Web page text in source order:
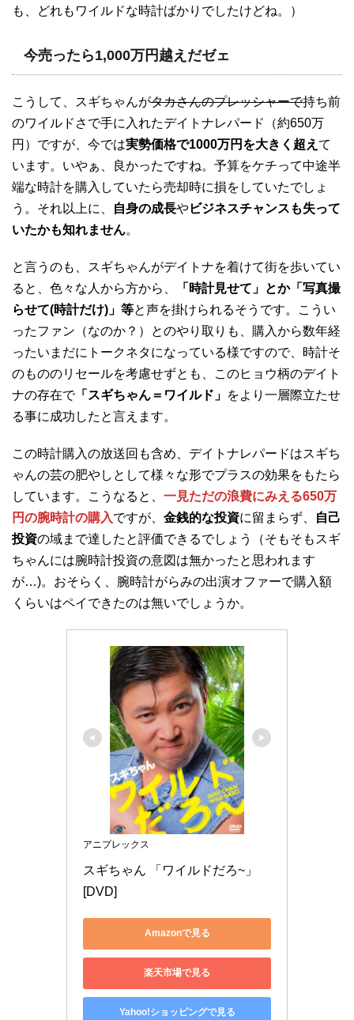
も、どれもワイルドな時計ばかりでしたけどね。）
今売ったら1,000万円越えだゼェ
こうして、スギちゃんがタカさんのプレッシャーで持ち前
のワイルドさで手に入れたデイトナレパード（約650万
円）ですが、今では実勢価格で1000万円を大きく超え て
います。いやぁ、良かったですね。予算をケチって中途半
端な時計を購入していたら売却時に損をしていたでしょ
う。それ以上に、
自身の成長やビジネスチャンスも失って
いたかも知れません。
と言うのも、スギちゃんがデイトナを着けて街を歩いてい
ると、色々な人から方から、
「時計見せて」とか「写真撮
らせて(時計だけ)」等と声を掛けられるそうです。こうい
ったファン（なのか？）とのやり取りも、購入から数年経
ったいまだにトークネタになっている様ですので、時計そ
のもののリセールを考慮せずとも、このヒョウ柄のデイト
ナの存在で「スギちゃん＝ワイルド」 をより一層際立たせ
る事に成功したと言えます。
この時計購入の放送回も含め、デイトナレパードはスギち
ゃんの芸の肥やしとして様々な形でプラスの効果をもたら
しています。こうなると、 一見ただの浪費にみえる650万
円の腕時計の購入ですが、 金銭的な投資に留まらず、
自己
投資の域まで達したと評価できるでしょう（そもそもスギ
ちゃんには腕時計投資の意図は無かったと思われます
が…)。おそらく、腕時計がらみの出演オファーで購入額
くらいはペイできたのは無いでしょうか。
アニプレックス
スギちゃん 「ワイルドだろ~」
[DVD]
Amazonで見る
楽天市場で見る
Yahoo!ショッピングで見る